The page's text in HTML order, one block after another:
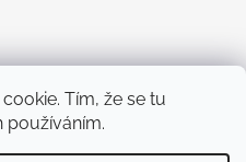
Tím, že se tu
používáním.